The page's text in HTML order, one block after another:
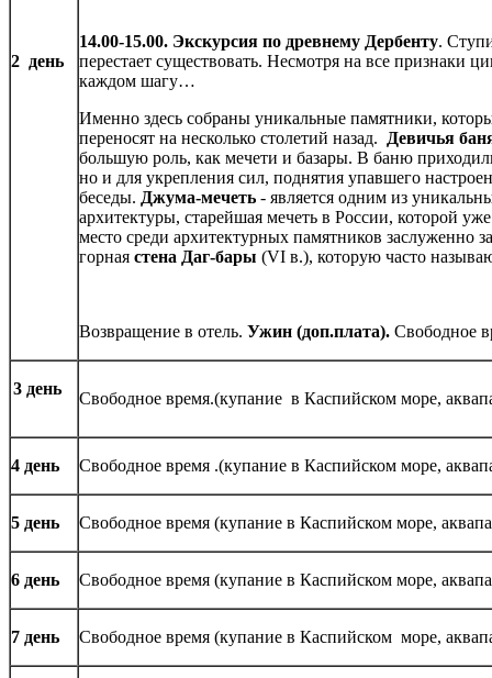
2 день
14.00-15.00. Экскурсия по древнему Дербенту.
перестает существовать. Несмотря на все признаки
каждом шагу…
Именно здесь собраны уникальные памятники,
переносят на несколько столетий назад.
Девичья
большую роль, как мечети и базары. В баню
но и для укрепления сил, поднятия упавшего
беседы. Джума-мечеть - является одним из
архитектуры, старейшая мечеть в России, которой
место среди архитектурных памятников заслуженно
горная стена Даг-бары (VI в.), которую часто
Возвращение в отель. Ужин (доп.плата). Свободное
3 день
Свободное время.(купание в Каспийском море,
4 день Свободное время .(купание в Каспийском море,
5 день Свободное время (купание в Каспийском море,
6 день Свободное время (купание в Каспийском море,
7 день Свободное время (купание в Каспийском море,